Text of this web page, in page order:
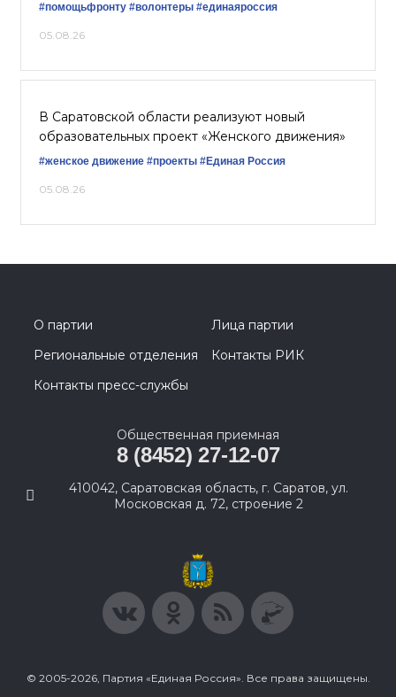
#помощьфронту #волонтеры #единаяроссия
05.08.26
В Саратовской области реализуют новый
образовательных проект «Женского движения»
#женское движение #проекты #Единая Россия
05.08.26
О партии
Лица партии
Региональные отделения
Контакты РИК
Контакты пресс-службы
Общественная приемная
8 (8452) 27-12-07
410042, Саратовская область, г. Саратов, ул.
Московская д. 72, строение 2
© 2005-2026, Партия «Единая Россия». Все права защищены.